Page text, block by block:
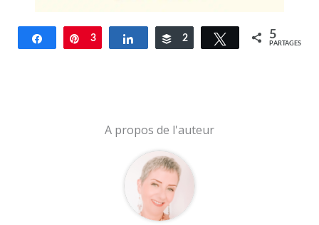
Partagez Épingle
3 Partagez Buffer
2 Tweetez5
PARTAGES
A propos de l'auteur